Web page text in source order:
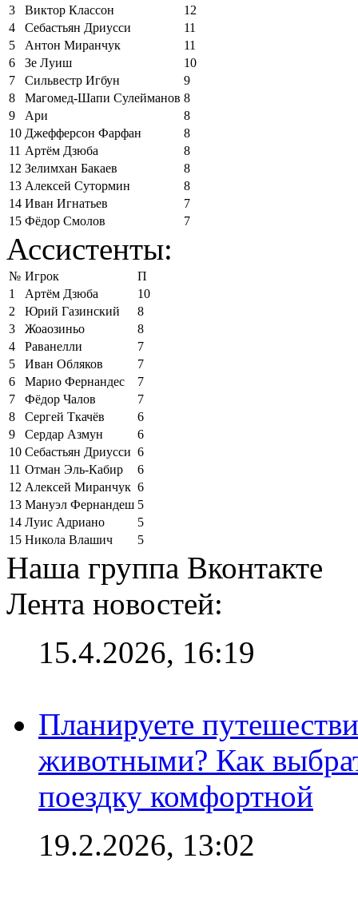
3
Виктор Классон
12
4
Себастьян Дриусси
11
5
Антон Миранчук
11
6
Зе Луиш
10
7
Сильвестр Игбун
9
8
Магомед-Шапи Сулейманов 8
9
Ари
8
10 Джефферсон Фарфан
8
11 Артём Дзюба
8
12 Зелимхан Бакаев
8
13 Алексей Сутормин
8
14 Иван Игнатьев
7
15 Фёдор Смолов 7
Ассистенты:
№ Игрок
П
1
Артём Дзюба
10
2
Юрий Газинский
8
3
Жоаозиньо
8
4
Раванелли
7
5
Иван Обляков
7
6
Марио Фернандес
7
7
Фёдор Чалов
7
8
Сергей Ткачёв
6
9
Сердар Азмун
6
10 Себастьян Дриусси 6
11 Отман Эль-Кабир
6
12 Алексей Миранчук 6
13 Мануэл Фернандеш 5
14 Луис Адриано
5
15 Никола Влашич 5
Наша группа Вконтакте
Лента новостей:
15.4.2026, 16:19
Планируете
животными? Как
поездку комфортной
19.2.2026, 13:02